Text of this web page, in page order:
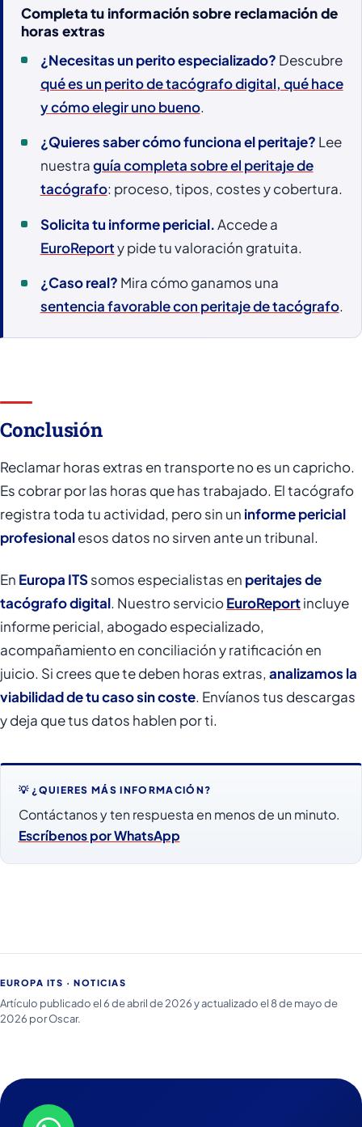
Completa tu información sobre reclamación de
horas extras
¿Necesitas un perito especializado? Descubre
qué es un perito de tacógrafo digital, qué hace
y cómo elegir uno bueno.
¿Quieres saber cómo funciona el peritaje? Lee
nuestraguía completa sobre el peritaje de
tacógrafo: proceso, tipos, costes y cobertura.
Solicita tu informe pericial.Accede a
EuroReporty pide tu valoración gratuita.
¿Caso real? Mira cómo ganamos una
sentencia favorable con peritaje de tacógrafo.
Conclusión
Reclamar horas extras en transporte no es un capricho.
Es cobrar por las horas que has trabajado. El tacógrafo
registra toda tu actividad, pero sin un informe pericial
profesionalesos datos no sirven ante un tribunal.
En Europa ITSsomos especialistas en peritajes de
tacógrafo digital. Nuestro servicioEuroReportincluye
informe pericial, abogado especializado,
acompañamiento en conciliación y ratificación en
juicio. Si crees que te deben horas extras, analizamos la
viabilidad de tu caso sin coste. Envíanos tus descargas
y deja que tus datos hablen por ti.
💡 ¿QUIERES MÁS INFORMACIÓN?
Contáctanos y ten respuesta en menos de un minuto.
Escríbenos por WhatsApp
EUROPA ITS · NOTICIAS
Artículo publicado el 6 de abril de 2026 y actualizado el 8 de mayo de
2026 por Oscar.